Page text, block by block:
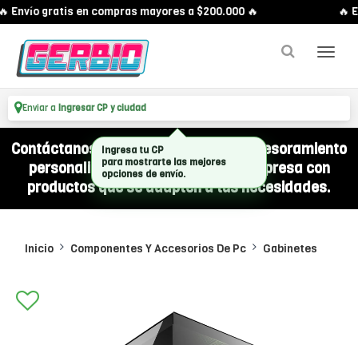
Envío gratis en compras mayores a $200.000 🔥 🔥
Enviar a Ingresar CP y ciudad
Contáctanos por WhatsApp y recibí asesoramiento
personalizado para equipar a tu empresa con
productos que se adapten a tus necesidades.
Inicio Componentes Y Accesorios De Pc Gabinetes
Ingresa tu CP
para mostrarte las mejores
opciones de envío.